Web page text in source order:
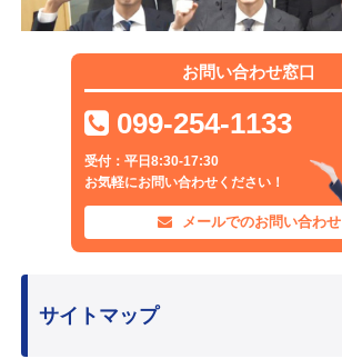
お問い合わせ窓口
099-254-1133
受付：平日8:30-17:30
お気軽にお問い合わせください！
メールでのお問い合わせ
サイトマップ